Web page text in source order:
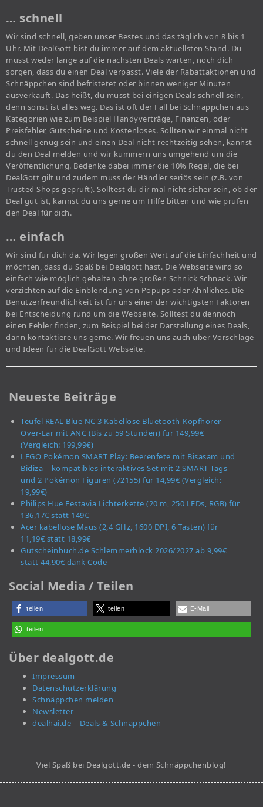
… schnell
Wir sind schnell, geben unser Bestes und das täglich von 8 bis 1
Uhr. Mit DealGott bist du immer auf dem aktuellsten Stand. Du
musst weder lange auf die nächsten Deals warten, noch dich
sorgen, dass du einen Deal verpasst. Viele der Rabattaktionen und
Schnäppchen sind befristetet oder binnen weniger Minuten
ausverkauft. Das heißt, du musst bei einigen Deals schnell sein,
denn sonst ist alles weg. Das ist oft der Fall bei Schnäppchen aus
Kategorien wie zum Beispiel Handyverträge, Finanzen, oder
Preisfehler, Gutscheine und Kostenloses. Sollten wir einmal nicht
schnell genug sein und einen Deal nicht rechtzeitig sehen, kannst
du den Deal melden und wir kümmern uns umgehend um die
Veröffentlichung. Bedenke dabei immer die 10% Regel, die bei
DealGott gilt und zudem muss der Händler seriös sein (z.B. von
Trusted Shops geprüft). Solltest du dir mal nicht sicher sein, ob der
Deal gut ist, kannst du uns gerne um Hilfe bitten und wie prüfen
den Deal für dich.
… einfach
Wir sind für dich da. Wir legen großen Wert auf die Einfachheit und
möchten, dass du Spaß bei Dealgott hast. Die Webseite wird so
einfach wie möglich gehalten ohne großen Schnick Schnack. Wir
verzichten auf die Einblendung von Popups oder Ähnliches. Die
Benutzerfreundlichkeit ist für uns einer der wichtigsten Faktoren
bei Entscheidung rund um die Webseite. Solltest du dennoch
einen Fehler finden, zum Beispiel bei der Darstellung eines Deals,
dann kontaktiere uns gerne. Wir freuen uns auch über Vorschläge
und Ideen für die DealGott Webseite.
Neueste Beiträge
Teufel REAL Blue NC 3 Kabellose Bluetooth-Kopfhörer
Over-Ear mit ANC (Bis zu 59 Stunden) für 149,99€
(Vergleich: 199,99€)
LEGO Pokémon SMART Play: Beerenfete mit Bisasam und
Bidiza – kompatibles interaktives Set mit 2 SMART Tags
und 2 Pokémon Figuren (72155) für 14,99€ (Vergleich:
19,99€)
Philips Hue Festavia Lichterkette (20 m, 250 LEDs, RGB) für
136,17€ statt 149€
Acer kabellose Maus (2,4 GHz, 1600 DPI, 6 Tasten) für
11,19€ statt 18,99€
Gutscheinbuch.de Schlemmerblock 2026/2027 ab 9,99€
statt 44,90€ dank Code
Social Media / Teilen
teilen teilen E-Mail
teilen
Über dealgott.de
Impressum
Datenschutzerklärung
Schnäppchen melden
Newsletter
dealhai.de – Deals & Schnäppchen
Viel Spaß bei Dealgott.de - dein Schnäppchenblog!